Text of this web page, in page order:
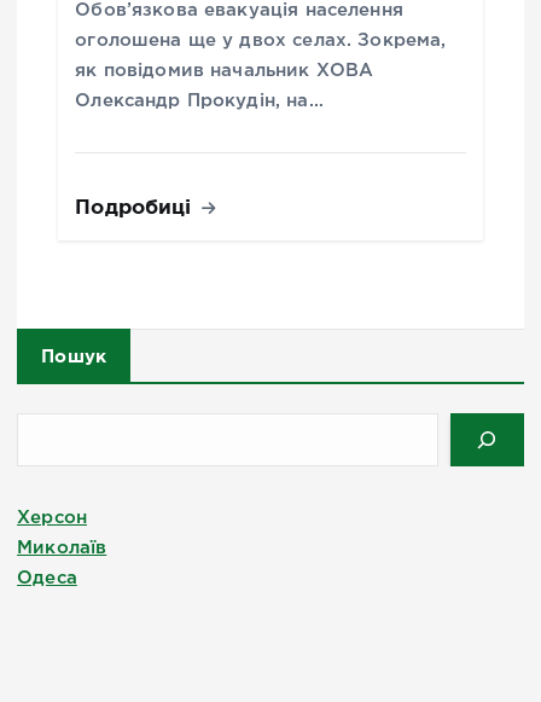
Обов’язкова евакуація населення
оголошена ще у двох селах. Зокрема,
як повідомив начальник ХОВА
Олександр Прокудін, на…
Подробиці
Пошук
Херсон
Миколаїв
Одеса